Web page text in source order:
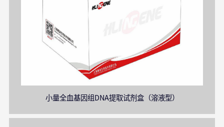
小量全血基因组DNA提取试剂盒（溶液型）